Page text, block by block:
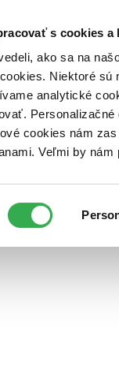
s cookies
ako sa na
Niektoré sú
analytické
cookies nám
Veľmi by
Kontakt